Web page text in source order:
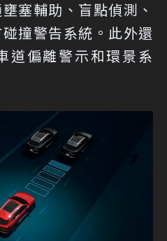
塞輔助、盲點偵測、
撞警告系統。此外還
道偏離警示和環景系